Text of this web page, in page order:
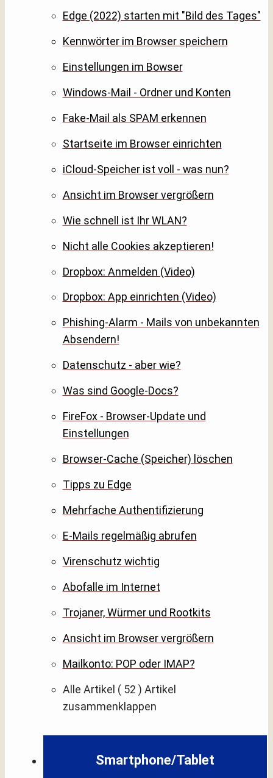
Edge (2022) starten mit "Bild des Tages"
Kennwörter im Browser speichern
Einstellungen im Bowser
Windows-Mail - Ordner und Konten
Fake-Mail als SPAM erkennen
Startseite im Browser einrichten
iCloud-Speicher ist voll - was nun?
Ansicht im Browser vergrößern
Wie schnell ist Ihr WLAN?
Nicht alle Cookies akzeptieren!
Dropbox: Anmelden (Video)
Dropbox: App einrichten (Video)
Phishing-Alarm - Mails von unbekannten
Absendern!
Datenschutz - aber wie?
Was sind Google-Docs?
FireFox - Browser-Update und
Einstellungen
Browser-Cache (Speicher) löschen
Tipps zu Edge
Mehrfache Authentifizierung
E-Mails regelmäßig abrufen
Virenschutz wichtig
Abofalle im Internet
Trojaner, Würmer und Rootkits
Ansicht im Browser vergrößern
Mailkonto: POP oder IMAP?
Alle Artikel ( 52 ) Artikel
zusammenklappen
Smartphone/Tablet